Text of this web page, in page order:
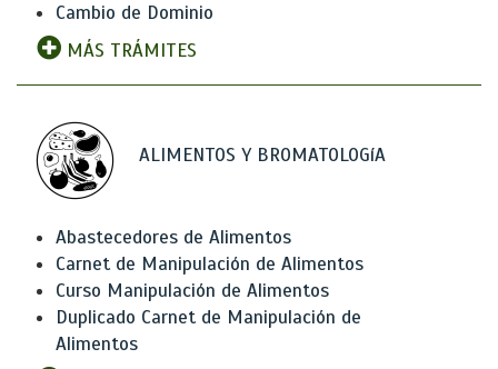
Cambio de Dominio
MÁS TRÁMITES
ALIMENTOS Y BROMATOLOGíA
Abastecedores de Alimentos
Carnet de Manipulación de Alimentos
Curso Manipulación de Alimentos
Duplicado Carnet de Manipulación de
Alimentos